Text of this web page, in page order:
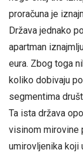
proračuna je
Država jednako
apartman
eura. Zbog toga
koliko dobivaju
segmentima
Ta ista država
visinom mirovine
umirovljenika koji